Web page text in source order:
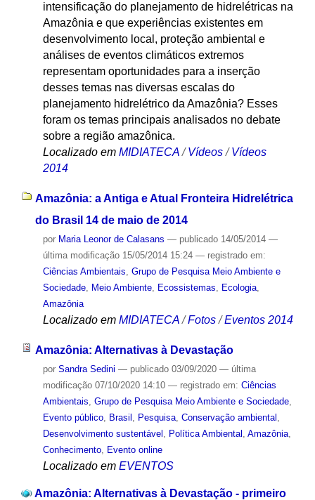
intensificação do planejamento de hidrelétricas na
Amazônia e que experiências existentes em
desenvolvimento local, proteção ambiental e
análises de eventos climáticos extremos
representam oportunidades para a inserção
desses temas nas diversas escalas do
planejamento hidrelétrico da Amazônia? Esses
foram os temas principais analisados no debate
sobre a região amazônica.
Localizado em MIDIATECA / Vídeos / Vídeos
2014
Amazônia: a Antiga e Atual Fronteira Hidrelétrica
do Brasil 14 de maio de 2014
por Maria Leonor de Calasans — publicado14/05/2014 —
última modificação15/05/2014 15:24 — registrado em:
Ciências Ambientais, Grupo de Pesquisa Meio Ambiente e
Sociedade, Meio Ambiente, Ecossistemas, Ecologia,
Amazônia
Localizado em MIDIATECA /Fotos /Eventos 2014
Amazônia: Alternativas à Devastação
por Sandra Sedini — publicado03/09/2020 — última
modificação07/10/2020 14:10 — registrado em: Ciências
Ambientais Grupo de Pesquisa Meio Ambiente e Sociedade,
Evento público, Brasil Pesquisa, Conservação ambiental
Desenvolvimento sustentável
Política Ambiental Amazônia,
Conhecimento, Evento online
Localizado em EVENTOS
Amazônia: Alternativas à Devastação - primeiro